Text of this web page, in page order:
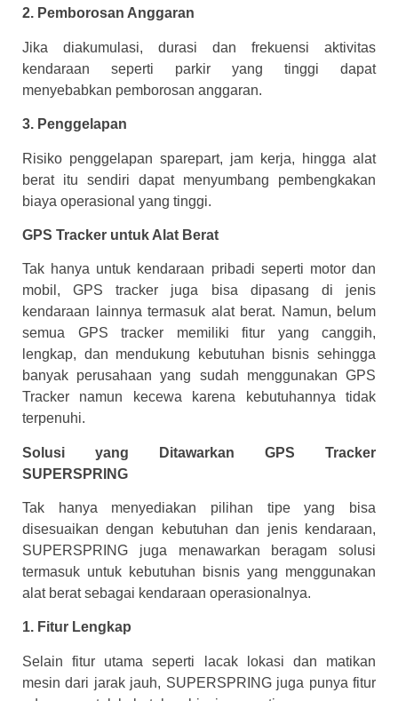
2. Pemborosan Anggaran
Jika diakumulasi, durasi dan frekuensi aktivitas
kendaraan seperti parkir yang tinggi dapat
menyebabkan pemborosan anggaran.
3. Penggelapan
Risiko penggelapan sparepart, jam kerja, hingga alat
berat itu sendiri dapat menyumbang pembengkakan
biaya operasional yang tinggi.
GPS Tracker untuk Alat Berat
Tak hanya untuk kendaraan pribadi seperti motor dan
mobil, GPS tracker juga bisa dipasang di jenis
kendaraan lainnya termasuk alat berat. Namun, belum
semua GPS tracker memiliki fitur yang canggih,
lengkap, dan mendukung kebutuhan bisnis sehingga
banyak perusahaan yang sudah menggunakan GPS
Tracker namun kecewa karena kebutuhannya tidak
terpenuhi.
Solusi yang Ditawarkan GPS Tracker
SUPERSPRING
Tak hanya menyediakan pilihan tipe yang bisa
disesuaikan dengan kebutuhan dan jenis kendaraan,
SUPERSPRING juga menawarkan beragam solusi
termasuk untuk kebutuhan bisnis yang menggunakan
alat berat sebagai kendaraan operasionalnya.
1. Fitur Lengkap
Selain fitur utama seperti lacak lokasi dan matikan
mesin dari jarak jauh, SUPERSPRING juga punya fitur